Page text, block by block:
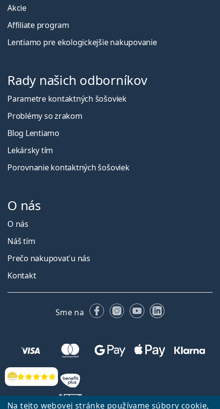
Na tejto webovej stránke používame súbory cookie,
Hodnotenia
Akcie
Affiliate program
Lentiamo pre ekologickejšie nakupovanie
Rady našich odborníkov
Parametre kontaktných šošoviek
Problémy so zrakom
Blog Lentiamo
Lekársky tím
Porovnanie kontaktných šošoviek
O nás
O nás
Náš tím
Prečo nakupovať u nás
Kontakt
Sme na FacebookuInstagrame
YouTubeLinkedIn